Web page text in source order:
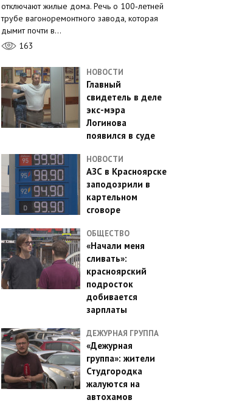
отключают жилые дома. Речь о 100‑летней
трубе вагоноремонтного завода, которая
дымит почти в…
163
НОВОСТИ
Главный
свидетель в деле
экс-мэра
Логинова
появился в суде
НОВОСТИ
АЗС в Красноярске
заподозрили в
картельном
сговоре
ОБЩЕСТВО
«Начали меня
сливать»:
красноярский
подросток
добивается
зарплаты
ДЕЖУРНАЯ ГРУППА
«Дежурная
группа»: жители
Студгородка
жалуются на
автохамов